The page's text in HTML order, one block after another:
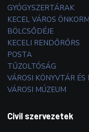
GYÓGYSZERTÁRAK
KECEL VÁROS
BÖLCSŐDÉJE
KECELI RENDŐRŐRS
POSTA
TŰZOLTÓSÁG
VÁROSI KÖNYVTÁR
VÁROSI MÚZEUM
Civil szervezetek